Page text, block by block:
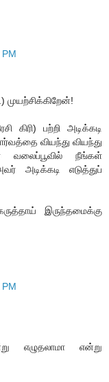
பற்றி அடிக்கடி
வியந்து வியந்து
வலைப்பூவில் நீங்கள்
அடிக்கடி எடுத்துப்
இருந்தமைக்கு
எழுதலாமா என்று